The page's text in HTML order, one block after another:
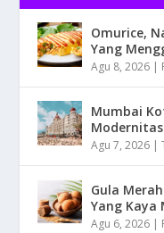
Omurice,
Yang
Agu 8, 2026 |
Mumbai
Agu 7, 2026 |
Gula
Yang
Agu 6, 2026 |